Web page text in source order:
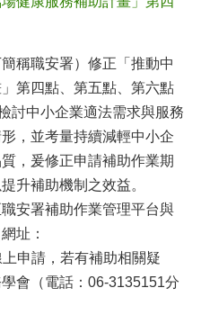
稱職安署）修正「推動中
第四點、第五點、第六點
討中小企業適法需求與服務
，並考量持續減輕中小企
，爰修正申請補助作業期
升補助機制之效益。
安署補助作業管理平台與
址：
申請，若有補助相關疑
會（電話：06-3135151分